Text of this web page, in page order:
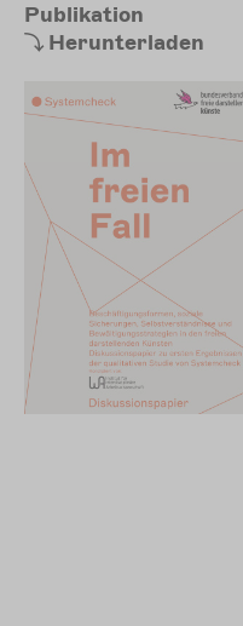
Publikation
Herunterladen